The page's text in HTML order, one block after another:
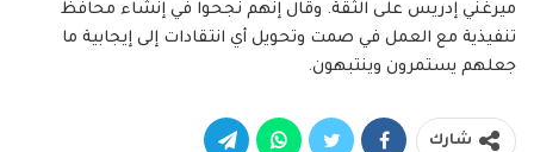
ميرغني إدريس على الثقة. وقال إنهم نجحوا في إنشاء محافظ
تنفيذية مع العمل في صمت وتحويل أي انتقادات إلى إيجابية ما
جعلهم يستمرون وينتبهون.
شارك